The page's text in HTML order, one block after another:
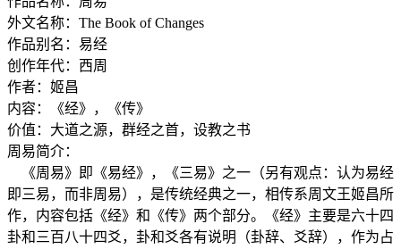
外文名称：The Book of Changes
作品别名：易经
创作年代：西周
作者：姬昌
内容：《经》，《传》
价值：大道之源，群经之首，设教之书
周易简介：
《周易》即《易经》，《三易》之一（另有观点：认为易经
即三易，而非周易），是传统经典之一，相传系周文王姬昌所
作，内容包括《经》和《传》两个部分。《经》主要是六十四
卦和三百八十四爻，卦和爻各有说明（卦辞、爻辞），作为占